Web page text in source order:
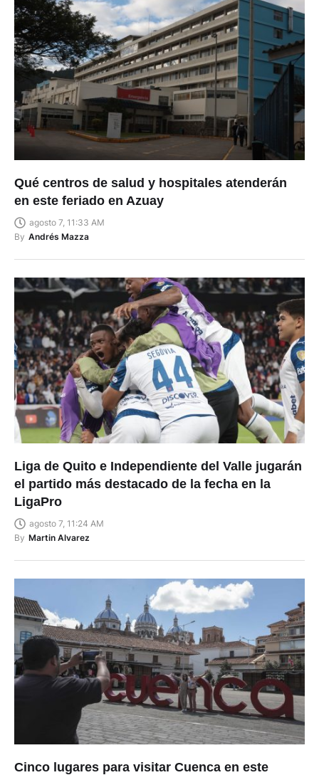
Qué centros de salud y hospitales atenderán
en este feriado en Azuay
agosto 7, 11:33 AM
By Andrés Mazza
Liga de Quito e Independiente del Valle jugarán
el partido más destacado de la fecha en la
LigaPro
agosto 7, 11:24 AM
By Martin Alvarez
Cinco lugares para visitar Cuenca en este